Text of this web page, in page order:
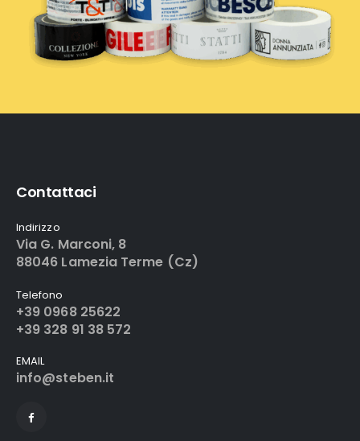
Contattaci
Indirizzo
Via G. Marconi, 8
88046 Lamezia Terme (Cz)
Telefono
+39 0968 25622
+39 328 91 38 572
EMAIL
info@steben.it